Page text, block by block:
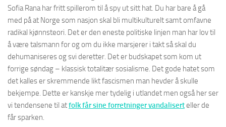
Sofia Rana har fritt spillerom til å spy ut sitt hat. Du har bare å gå
med på at Norge som nasjon skal bli multikulturelt samt omfavne
radikal kjønnsteori. Det er den eneste politiske linjen man har lov til
å være talsmann for og om du ikke marsjerer i takt så skal du
dehumaniseres og svi deretter. Det er budskapet som kom ut
forrige søndag – klassisk totalitær sosialisme. Det gode hatet som
det kalles er skremmende likt fascismen man hevder å skulle
bekjempe. Dette er kanskje mer tydelig i utlandet men også her ser
vi tendensene til atfolk får sine forretninger vandaliserteller de
får sparken.